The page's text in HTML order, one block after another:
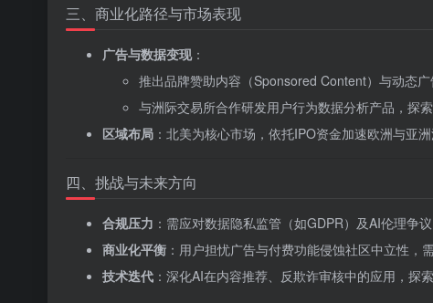
三、商业化路径与市场表现
广告与数据变现‌：
推出品牌赞助内容（Sponsored Content）与动态
与洲际交易所合作研发用户行为数据分析产品，探索
区域布局 ：北美为核心市场，依托IPO资金加速欧洲与亚
四、挑战与未来方向
合规压力 ：需应对数据隐私监管（如GDPR）及AI伦理争
商业化平衡 ：用户担忧广告与付费功能侵蚀社区中立性，
技术迭代 ：深化AI在内容推荐、反欺诈审核中的应用，探